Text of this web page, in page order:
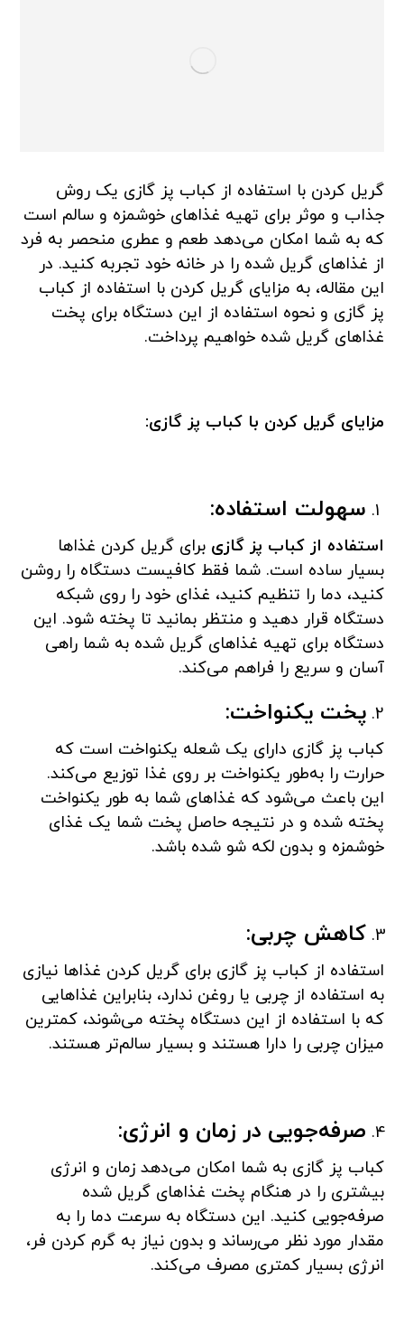
گریل کردن با استفاده از کباب پز گازی یک روش
جذاب و موثر برای تهیه غذاهای خوشمزه و سالم است
که به شما امکان می‌دهد طعم و عطری منحصر به فرد
از غذاهای گریل شده را در خانه خود تجربه کنید. در
این مقاله، به مزایای گریل کردن با استفاده از کباب
پز گازی و نحوه استفاده از این دستگاه برای پخت
غذاهای گریل شده خواهیم پرداخت.
مزایای گریل کردن با کباب پز گازی:
سهولت استفاده:
استفاده از کباب پز گازی برای گریل کردن غذاها
بسیار ساده است. شما فقط کافیست دستگاه را روشن
کنید، دما را تنظیم کنید، غذای خود را روی شبکه
دستگاه قرار دهید و منتظر بمانید تا پخته شود. این
دستگاه برای تهیه غذاهای گریل شده به شما راهی
آسان و سریع را فراهم می‌کند.
پخت یکنواخت:
کباب پز گازی دارای یک شعله یکنواخت است که
حرارت را به‌طور یکنواخت بر روی غذا توزیع می‌کند.
این باعث می‌شود که غذاهای شما به طور یکنواخت
پخته شده و در نتیجه حاصل پخت شما یک غذای
خوشمزه و بدون لکه شو شده باشد.
کاهش چربی:
استفاده از کباب پز گازی برای گریل کردن غذاها نیازی
به استفاده از چربی یا روغن ندارد، بنابراین غذاهایی
که با استفاده از این دستگاه پخته می‌شوند، کمترین
میزان چربی را دارا هستند و بسیار سالم‌تر هستند.
صرفه‌جویی در زمان و انرژی:
کباب پز گازی به شما امکان می‌دهد زمان و انرژی
بیشتری را در هنگام پخت غذاهای گریل شده
صرفه‌جویی کنید. این دستگاه به سرعت دما را به
مقدار مورد نظر می‌رساند و بدون نیاز به گرم کردن فر،
انرژی بسیار کمتری مصرف می‌کند.